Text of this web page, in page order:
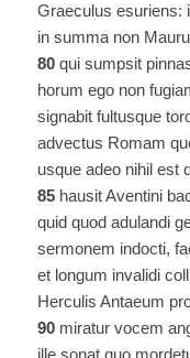
Graeculus esuriens:
in summa non
80qui sumpsit
horum ego non
signabit fultusque
advectus Romam
usque adeo nihil est
85hausit Aventini
quid quod adulandi
sermonem indocti,
et longum invalidi
Herculis Antaeum
90miratur vocem
ille sonat quo